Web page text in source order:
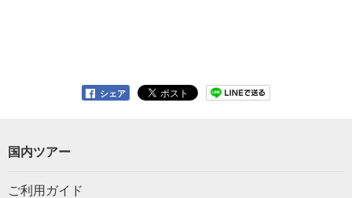
シェア
国内ツアー
ご利用ガイド